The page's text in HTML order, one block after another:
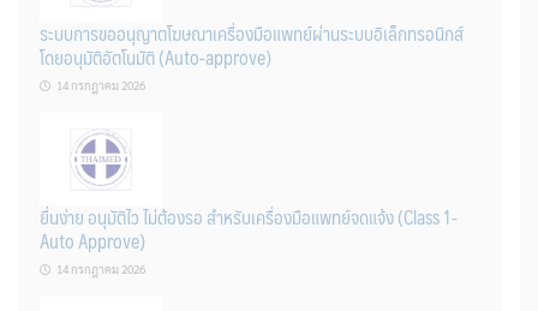
ระบบการขออนุญาตโฆษณาเครื่องมือแพทย์ผ่านระบบอิเล็กทรอนิกส์
โดยอนุมัติอัตโนมัติ (Auto-approve)
14 กรกฎาคม 2026
ยื่นง่าย อนุมัติไว ไม่ต้องรอ สำหรับเครื่องมือแพทย์จดแจ้ง (Class 1-
Auto Approve)
14 กรกฎาคม 2026